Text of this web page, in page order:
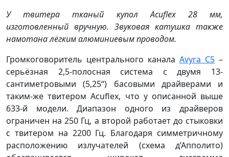
У твитера тканый купол Acuflex 28 мм,
изготовленный вручную. Звуковая катушка также
намотана лёгким алюминиевым проводом.
Громкоговоритель центрального канала Avyra С5 –
серьёзная 2,5-полосная система с двумя 13-
сантиметровыми (5,25“) басовыми драйверами и
таким-же твитером Acuflex, что у описанной выше
633-й модели. Диапазон одного из драйверов
ограничен на 250 Гц, а второй работает до стыковки
с твитером на 2200 Гц. Благодаря симметричному
расположению излучателей (схема д’Апполито)